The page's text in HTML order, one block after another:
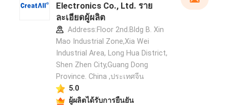
Electronics Co., Ltd. ราย
ละเอียดผู้ผลิต
Address:Floor 2nd.Bldg B. Xin
Mao Industrial Zone,Xia Wei
Industrial Area, Long Hua District,
Shen Zhen City,Guang Dong
Province. China ,ประเทศจีน
5.0
ผู้ผลิตได้รับการยืนยัน